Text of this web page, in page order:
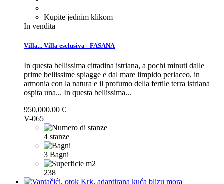
Kupite jednim klikom
In vendita
Villa... Villa esclusiva - FASANA
In questa bellissima cittadina istriana, a pochi minuti dalle
prime bellissime spiagge e dal mare limpido perlaceo, in
armonia con la natura e il profumo della fertile terra istriana
ospita una... In questa bellissima...
950,000.00 €
V-065
4 stanze
3 Bagni
238